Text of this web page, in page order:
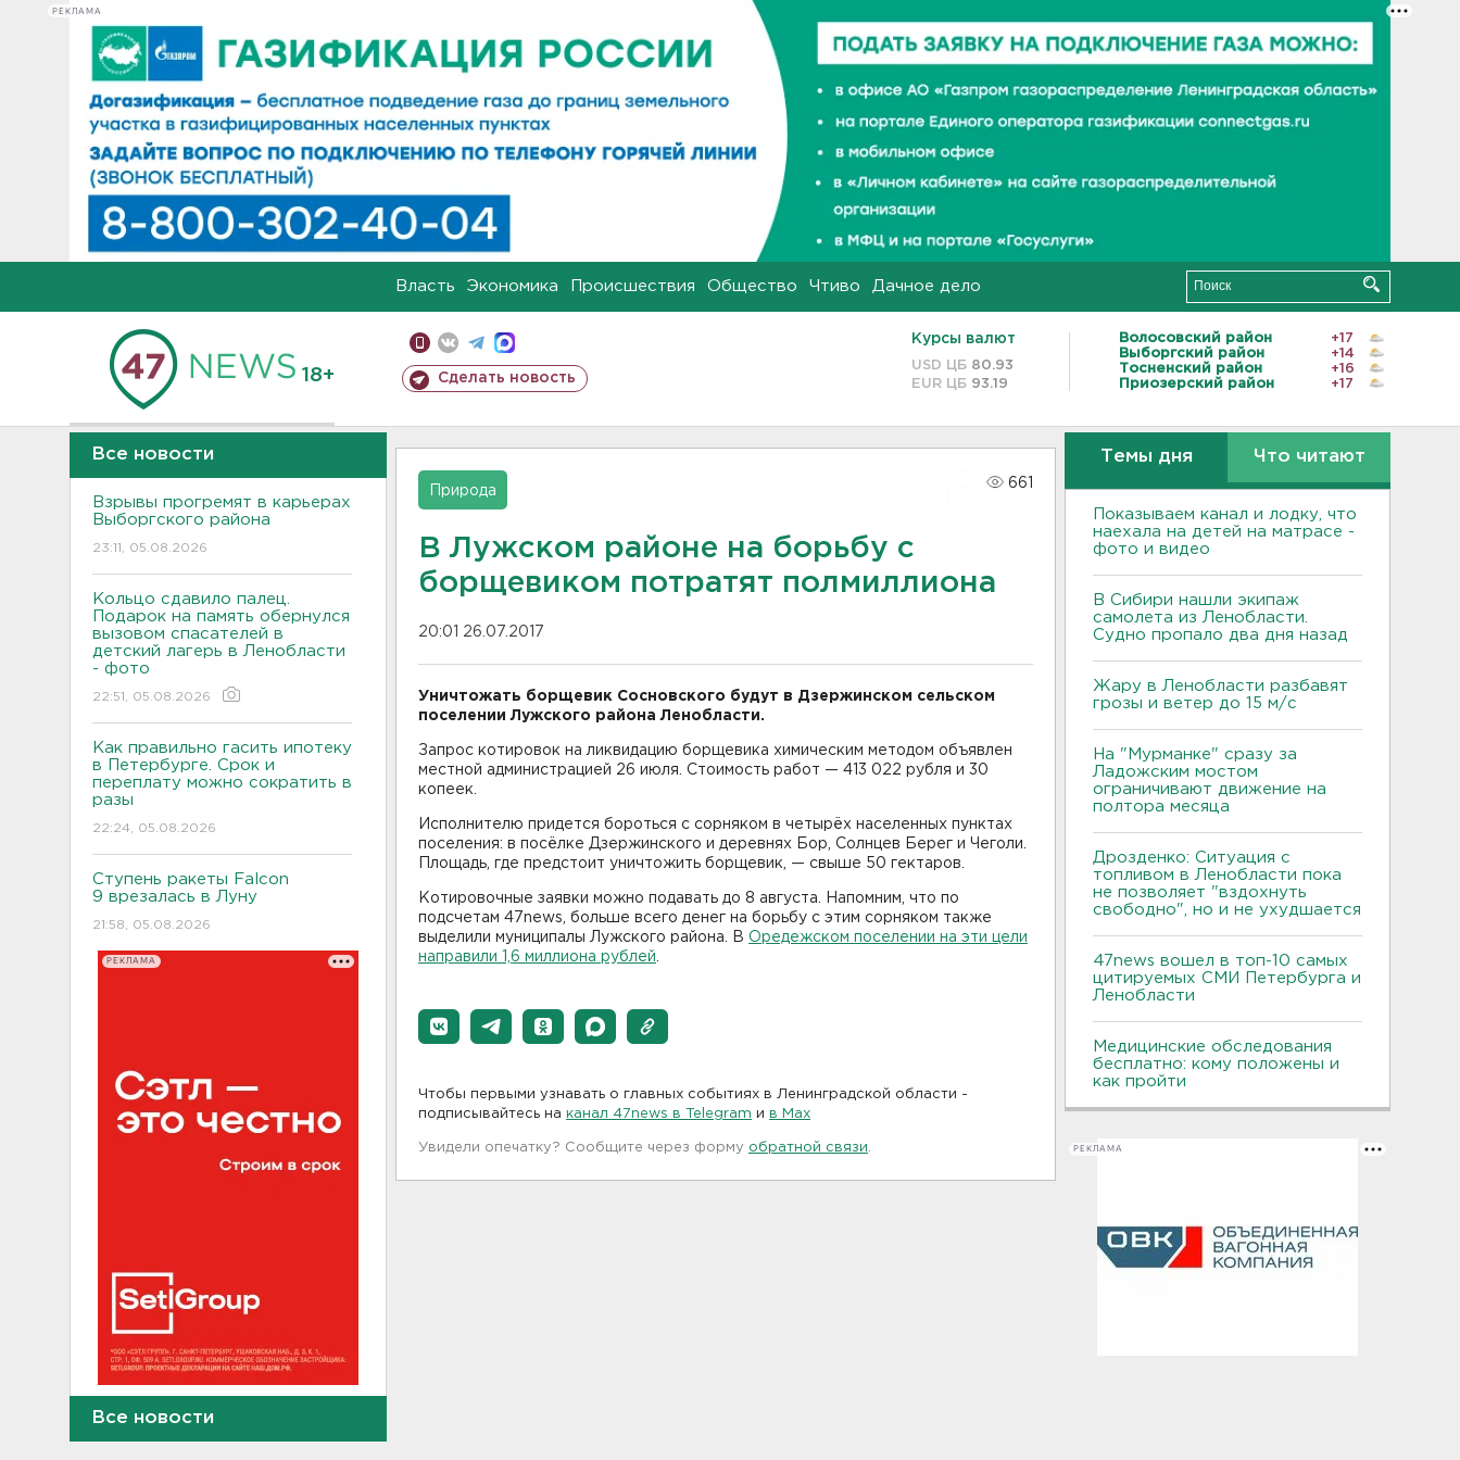
РЕКЛАМА
Власть Экономика Происшествия Общество Чтиво Дачное дело
18+ Сделать новость
Курсы валют
USD ЦБ 80.93
EUR ЦБ 93.19
Волосовский район
+17
Выборгский район
+14
Тосненский район
+16
Приозерский район
+17
Все новости
Взрывы прогремят в карьерах
Выборгского района
23:11, 05.08.2026
Кольцо сдавило палец.
Подарок на память обернулся
вызовом спасателей в
детский лагерь в Ленобласти
- фото
22:51, 05.08.2026
Как правильно гасить ипотеку
в Петербурге. Срок и
переплату можно сократить в
разы
22:24, 05.08.2026
Ступень ракеты Falcon
9 врезалась в Луну
21:58, 05.08.2026
РЕКЛАМА
Где и когда в Выборге ждать
отключения горячей воды
Все новости
Природа
661
В Лужском районе на борьбу с
борщевиком потратят полмиллиона
20:01 26.07.2017
Уничтожать борщевик Сосновского будут в Дзержинском сельском
поселении Лужского района Ленобласти.
Запрос котировок на ликвидацию борщевика химическим методом объявлен
местной администрацией 26 июля. Стоимость работ — 413 022 рубля и 30
копеек.
Исполнителю придется бороться с сорняком в четырёх населенных пунктах
поселения: в посёлке Дзержинского и деревнях Бор, Солнцев Берег и Чеголи.
Площадь, где предстоит уничтожить борщевик, — свыше 50 гектаров.
Котировочные заявки можно подавать до 8 августа. Напомним, что по
подсчетам 47news, больше всего денег на борьбу с этим сорняком также
выделили муниципалы Лужского района. В Оредежском поселении на эти цели
направили 1,6 миллиона рублей
Чтобы первыми узнавать о главных событиях в Ленинградской области -
подписывайтесь на канал 47news в Telegram и в Maх
Увидели опечатку? Сообщите через форму обратной связи
Темы дня Что читают
Показываем канал и лодку, что
наехала на детей на матрасе -
фото и видео
В Сибири нашли экипаж
самолета из Ленобласти.
Судно пропало два дня назад
Жару в Ленобласти разбавят
грозы и ветер до 15 м/с
На "Мурманке" сразу за
Ладожским мостом
ограничивают движение на
полтора месяца
Дрозденко: Ситуация с
топливом в Ленобласти пока
не позволяет "вздохнуть
свободно", но и не ухудшается
47news вошел в топ-10 самых
цитируемых СМИ Петербурга и
Ленобласти
Медицинские обследования
бесплатно: кому положены и
как пройти
РЕКЛАМА